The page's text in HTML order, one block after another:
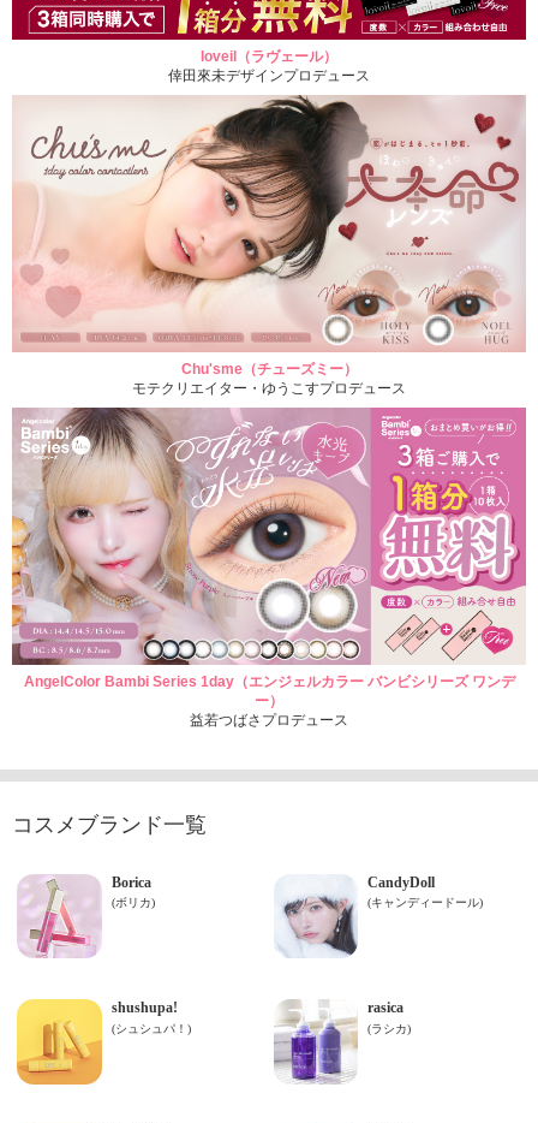
loveil（ラヴェール）
倖田來未デザインプロデュース
Chu'sme（チューズミー）
モテクリエイター・ゆうこすプロデュース
AngelColor Bambi Series 1day（エンジェルカラー バンビシリーズ ワンデ
ー）
益若つばさプロデュース
コスメブランド一覧